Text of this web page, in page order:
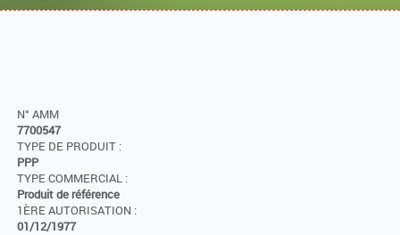
N° AMM
7700547
TYPE DE PRODUIT :
PPP
TYPE COMMERCIAL :
Produit de référence
1ÈRE AUTORISATION :
01/12/1977